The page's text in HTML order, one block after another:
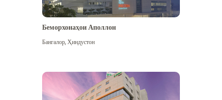
Бештар дидан
Беморхонаҳои Аполлон
Бангалор,Ҳиндустон